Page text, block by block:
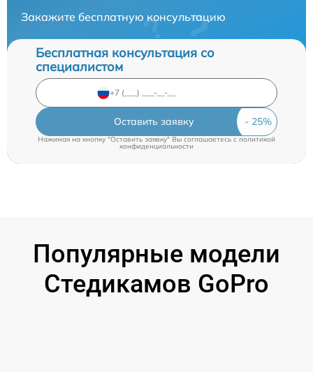
Закажите бесплатную консультацию
Бесплатная консультация со
специалистом
Оставить заявку
Нажимая на кнопку "Оставить заявку" Вы соглашаетесь cполитикой
конфиденциальности
Популярные модели
Стедикамов GoPro